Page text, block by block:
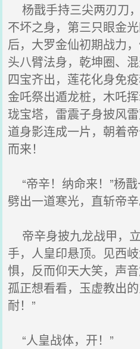
杨戬手持三尖两刃刀
不坏之身，第三只眼金
后，大罗金仙初期战力
头八臂法身，乾坤圈、
四宝齐出，莲花化身免
金吒祭出遁龙桩，木吒
珑宝塔，雷震子身披风
道身影连成一片，朝着
而来！
“帝辛！纳命来！”杨
劈出一道寒光，直斩帝辛
帝辛身披九龙战甲，
手，人皇印悬顶。见西
惧，反而仰天大笑，声音
孤正想看看，玉虚教出
耐！”
“人皇战体，开！”